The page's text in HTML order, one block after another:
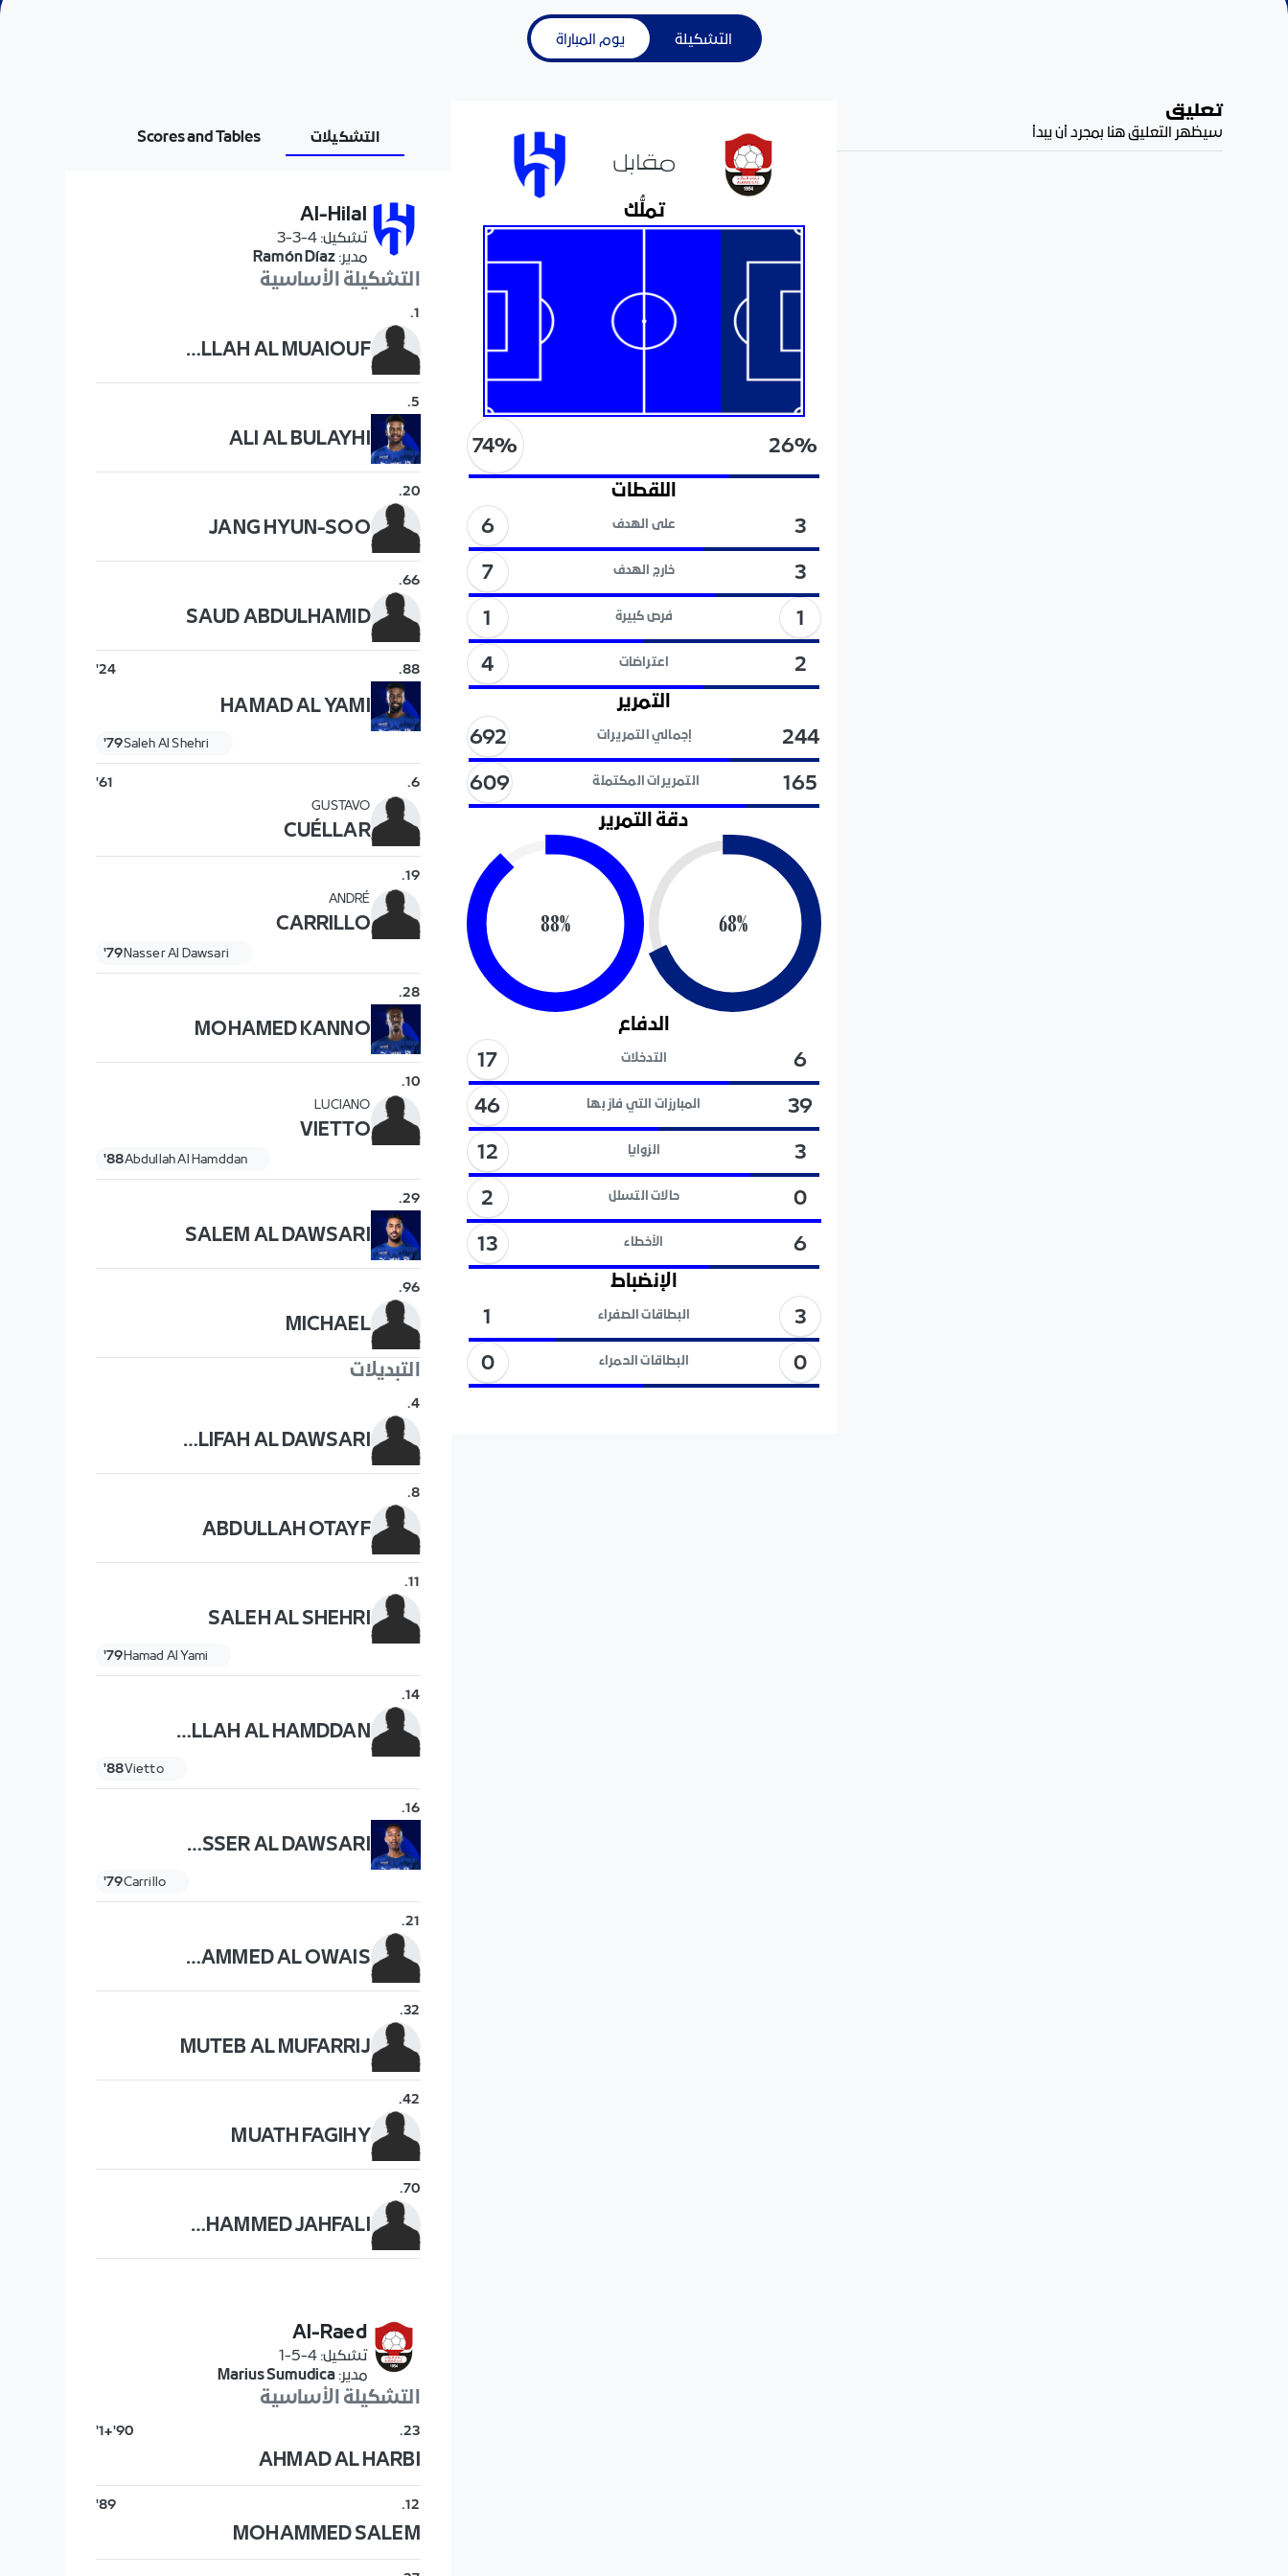
التشكيلة يوم المباراة
تعليق
سيظهر التعليق هنا بمجرد أن يبدأ
مقابل
تملُّك
26%
74%
اللقطات
3
على الهدف
6
3
خارج الهدف
7
1
فرص كبيرة
1
2
اعتراضات
4
التمرير
244
إجمالي التمريرات
692
165
التمريرات المكتملة
609
دقة التمرير
68%
88%
الدفاع
6
التدخلات
17
39
المبارزات التي فاز بها
46
3
الزوايا
12
0
حالات التسلل
2
6
الأخطاء
13
الإنضباط
3
البطاقات الصفراء
1
0
البطاقات الحمراء 0
التشكيلات Scores and Tables
Al-Hilal
تشكيل:
4-3-3
مدير:
Ramón Díaz
التشكيلة الأساسية
1
.
ABDULLAH AL MUAIOUF
5
.
ALI AL BULAYHI
20
.
JANG HYUN-SOO
66
.
SAUD ABDULHAMID
88
.
24'
HAMAD AL YAMI
Saleh Al Shehri
79'
6
.
61'
GUSTAVO
CUÉLLAR
19
.
ANDRÉ
CARRILLO
Nasser Al Dawsari
79'
28
.
MOHAMED KANNO
10
.
LUCIANO
VIETTO
Abdullah Al Hamddan
88'
29
.
SALEM AL DAWSARI
96
.
MICHAEL
التبديلات
4
.
KHALIFAH AL DAWSARI
8
.
ABDULLAH OTAYF
11
.
SALEH AL SHEHRI
Hamad Al Yami
79'
14
.
ABDULLAH AL HAMDDAN
Vietto
88'
16
.
NASSER AL DAWSARI
Carrillo
79'
21
.
MOHAMMED AL OWAIS
32
.
MUTEB AL MUFARRIJ
42
.
MUATH FAGIHY
70
.
MOHAMMED JAHFALI
Al-Raed
تشكيل:
4-5-1
مدير:
Marius Sumudica
التشكيلة الأساسية
23
.
90'+1'
AHMAD AL HARBI
12
.
89'
MOHAMMED SALEM